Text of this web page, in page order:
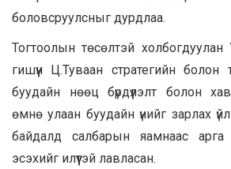
боловсруулсныг дурдлаа.
Тогтоолын төсөлтэй
гишүүн Ц.Туваан стратегийн болон
буудайн нөөц бүрдүүлэлт болон
өмнө улаан буудайн үнийг зарлах
байдалд салбарын яамнаас
эсэхийг илүүтэй лавласан.